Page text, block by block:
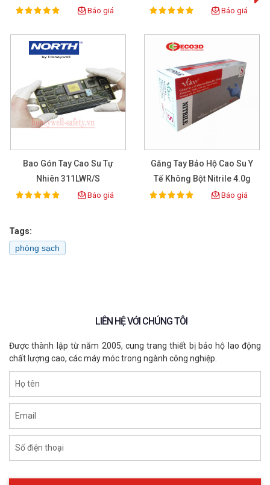
Rating:
100% Báo giá Rating:
100% Báo giá
Bao Gón Tay Cao Su Tự
Nhiên 311LWR/S
Rating:
100% Báo giá
Găng Tay Bảo Hộ Cao Su Y
Tế Không Bột Nitrile 4.0g
Màu Lam
Rating:
100% Báo giá
Tags:
phòng sạch
LIÊN HỆ VỚI CHÚNG TÔI
Được thành lập từ năm 2005, cung trang thiết bị bảo hộ lao động
chất lượng cao, các máy móc trong ngành công nghiệp.
Họ tên
Email
Số điện thoại